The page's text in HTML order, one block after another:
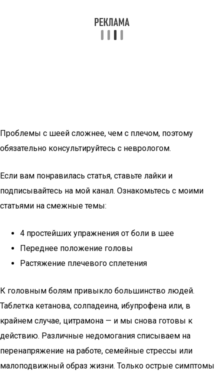
Проблемы с шеей сложнее, чем с плечом, поэтому
обязательно консультируйтесь с неврологом.
Если вам понравилась статья, ставьте лайки и
подписывайтесь на мой канал. Ознакомьтесь с моими
статьями на смежные темы:
4 простейших упражнения от боли в шее
Переднее положение головы
Растяжение плечевого сплетения
К головным болям привыкло большинство людей.
Таблетка кетанова, солпадеина, ибупрофена или, в
крайнем случае, цитрамона — и мы снова готовы к
действию. Различные недомогания списываем на
перенапряжение на работе, семейные стрессы или
малоподвижный образ жизни. Только острые симптомы